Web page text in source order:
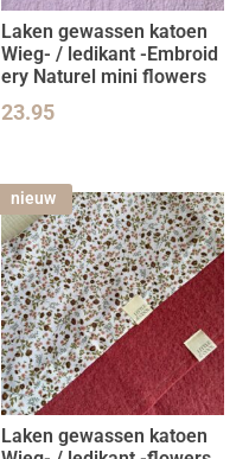
Laken gewassen katoen
Wieg- / ledikant -Embroid
ery Naturel mini flowers
23.95
nieuw
Laken gewassen katoen